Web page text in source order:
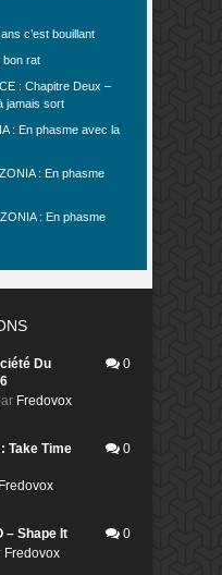
c’est bouillant
bon rat
: Chapitre Deux –
jamais sort
: En phasme avec la
: En phasme
: En phasme
Du
Fredovox
0
Take Time
Fredovox
0
– Shape It
Fredovox
0